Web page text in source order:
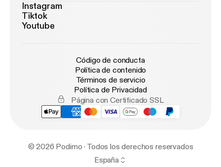
Instagram
Tiktok
Youtube
Código de conducta
Política de contenido
Términos de servicio
Política de Privacidad
Página con Certificado SSL
© 2026 Podimo · Todos los derechos reservados
España